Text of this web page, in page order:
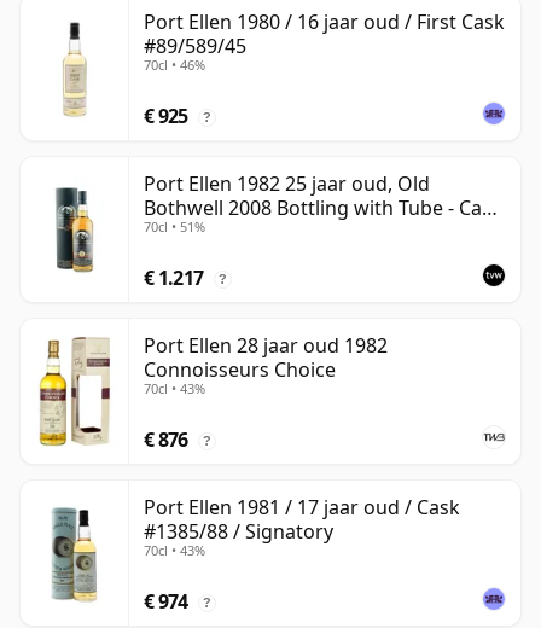
Port Ellen 1980 / 16 jaar oud / First Cask
#89/589/45
70cl • 46%
€ 925 ?
Port Ellen 1982 25 jaar oud, Old
Bothwell 2008 Bottling with Tube - Cask
#2555
70cl • 51%
€ 1.217 ?
Port Ellen 28 jaar oud 1982
Connoisseurs Choice
70cl • 43%
€ 876 ?
Port Ellen 1981 / 17 jaar oud / Cask
#1385/88 / Signatory
70cl • 43%
€ 974 ?